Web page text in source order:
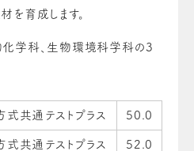
育成します。
学科、生物環境科学科の3
式共通テストプラス 50.0
式共通テストプラス 52.0